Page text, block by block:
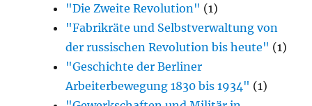
"Die Zweite Revolution" (1)
"Fabrikräte und Selbstverwaltung von
der russischen Revolution bis heute" (1)
"Geschichte der Berliner
Arbeiterbewegung 1830 bis 1934" (1)